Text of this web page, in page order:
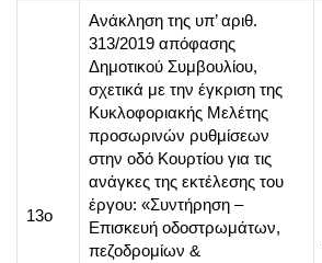
13o
Ανάκληση της υπ’ αριθ.
313/2019 απόφασης
Δημοτικού Συμβουλίου,
σχετικά με την έγκριση της
Κυκλοφοριακής Μελέτης
προσωρινών ρυθμίσεων
στην οδό Κουρτίου για τις
ανάγκες της εκτέλεσης του
έργου: «Συντήρηση –
Επισκευή οδοστρωμάτων,
πεζοδρομίων &